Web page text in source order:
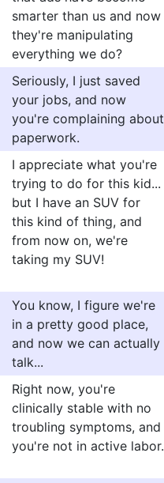
smarter than us and now
they're manipulating
everything we do?
Seriously, I just saved
your jobs, and now
you're complaining about
paperwork.
I appreciate what you're
trying to do for this kid...
but I have an SUV for
this kind of thing, and
from now on, we're
taking my SUV!
You know, I figure we're
in a pretty good place,
and now we can actually
talk...
Right now, you're
clinically stable with no
troubling symptoms, and
you're not in active labor.